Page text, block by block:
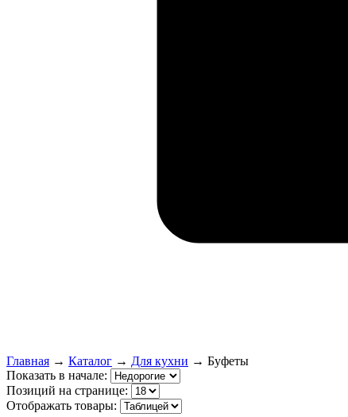
Главная → Каталог → Для кухни → Буфеты
Показать в начале:
Позиций на странице:
Отображать товары: